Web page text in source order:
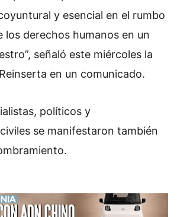
y esencial en el rumbo
los derechos humanos en un
señaló este miércoles la
en un comunicado.
políticos y
se manifestaron también